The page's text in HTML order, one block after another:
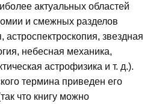
актуальных областей
и смежных разделов
астроспектроскопия, звездная
небесная механика,
астрофизика и т. д.).
термина приведен его
что книгу можно